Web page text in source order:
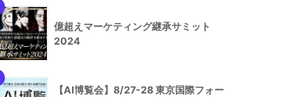
億超えマーケティング継承サミット
2024
【AI博覧会】8/27-28 東京国際フォー